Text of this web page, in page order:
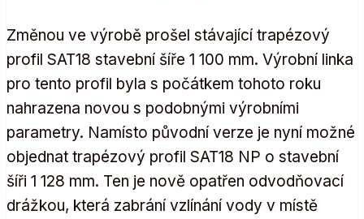
Změnou ve výrobě prošel stávající trapézový
profil SAT18 stavební šíře 1 100 mm. Výrobní linka
pro tento profil byla s počátkem tohoto roku
nahrazena novou s podobnými výrobními
parametry. Namísto původní verze je nyní možné
objednat trapézový profil SAT18 NP o stavební
šíři 1 128 mm. Ten je nově opatřen odvodňovací
drážkou, která zabrání vzlínání vody v místě